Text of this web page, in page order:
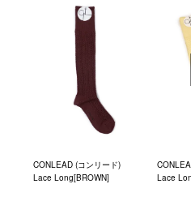
CONLEAD (コンリード)
Lace Long[BROWN]
Lace